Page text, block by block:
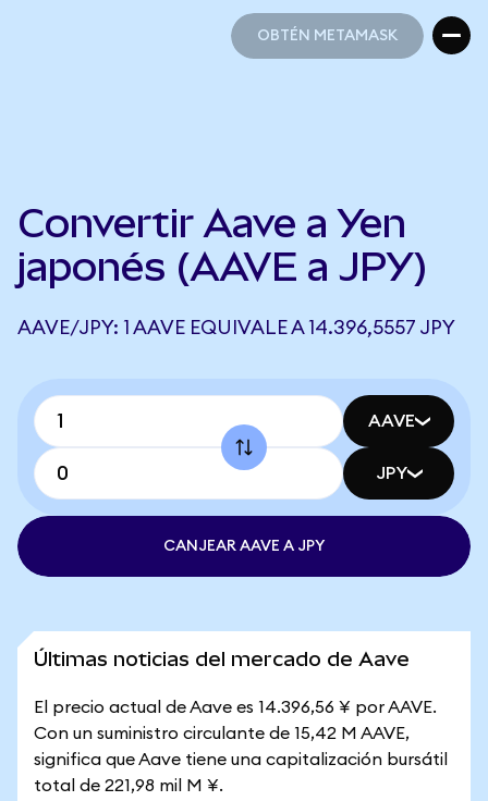
OBTÉN METAMASK
Convertir Aave a Yen
japonés (AAVE a JPY)
AAVE/JPY: 1 AAVE EQUIVALE A 14.396,5557 JPY
AAVE
JPY
CANJEAR AAVE A JPY
Últimas noticias del mercado de Aave
El precio actual de Aave es 14.396,56 ¥ por AAVE.
Con un suministro circulante de 15,42 M AAVE,
significa que Aave tiene una capitalización bursátil
total de 221,98 mil M ¥.